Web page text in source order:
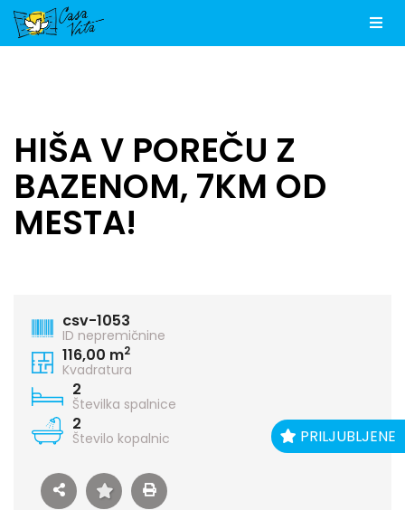
PRILJUBLJENE
HIŠA V POREČU Z
BAZENOM, 7KM OD
MESTA!
csv-1053
ID nepremičnine
116,00 m2
Kvadratura
2
Številka spalnice
2
Število kopalnic